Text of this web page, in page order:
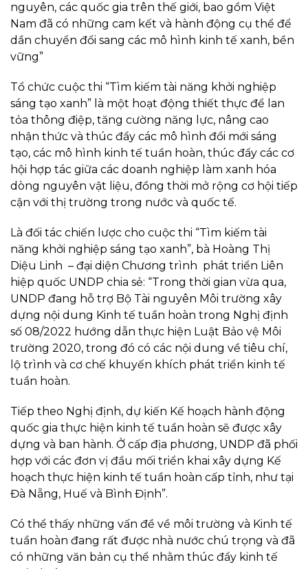
nguyên, các quốc gia trên thế giới, bao gồm Việt
Nam đã có những cam kết và hành động cụ thể để
dần chuyển đổi sang các mô hình kinh tế xanh, bền
vững”
Tổ chức cuộc thi “Tìm kiếm tài năng khởi nghiệp
sáng tạo xanh” là một hoạt động thiết thực để lan
tỏa thông điệp, tăng cường năng lực, nâng cao
nhận thức và thúc đẩy các mô hình đổi mới sáng
tạo, các mô hình kinh tế tuần hoàn, thúc đẩy các cơ
hội hợp tác giữa các doanh nghiệp làm xanh hóa
dòng nguyên vật liệu, đồng thời mở rộng cơ hội tiếp
cận với thị trường trong nước và quốc tế.
Là đối tác chiến lược cho cuộc thi “Tìm kiếm tài
năng khởi nghiệp sáng tạo xanh”, bà Hoàng Thị
Diệu Linh – đại diện Chương trình phát triển Liên
hiệp quốc UNDP chia sẻ: “Trong thời gian vừa qua,
UNDP đang hỗ trợ Bộ Tài nguyên Môi trường xây
dựng nội dung Kinh tế tuần hoàn trong Nghị định
số 08/2022 hướng dẫn thực hiện Luật Bảo vệ Môi
trường 2020, trong đó có các nội dung về tiêu chí,
lộ trình và cơ chế khuyến khích phát triển kinh tế
tuần hoàn.
Tiếp theo Nghị định, dự kiến Kế hoạch hành động
quốc gia thực hiện kinh tế tuần hoàn sẽ được xây
dựng và ban hành. Ở cấp địa phương, UNDP đã phối
hợp với các đơn vị đầu mối triển khai xây dựng Kế
hoạch thực hiện kinh tế tuần hoàn cấp tỉnh, như tại
Đà Nẵng, Huế và Bình Định”.
Có thể thấy những vấn đề về môi trường và Kinh tế
tuần hoàn đang rất được nhà nước chú trọng và đã
có những văn bản cụ thể nhằm thúc đẩy kinh tế